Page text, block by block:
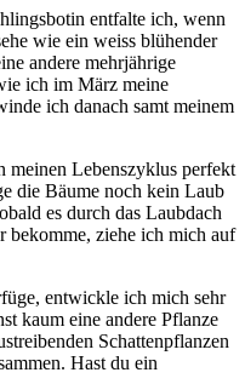
entfalte ich, wenn
wie ein weiss blühender
andere mehrjährige
ich im März meine
ich danach samt meinem
meinen Lebenszyklus perfekt
die Bäume noch kein Laub
es durch das Laubdach
bekomme, ziehe ich mich auf
entwickle ich mich sehr
kaum eine andere Pflanze
Schattenpflanzen
Hast du ein